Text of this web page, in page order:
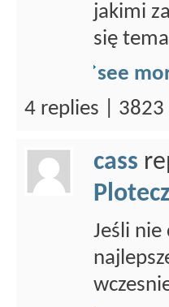
jakimi
się
see
4 replies | 3823
cass
Jeśli